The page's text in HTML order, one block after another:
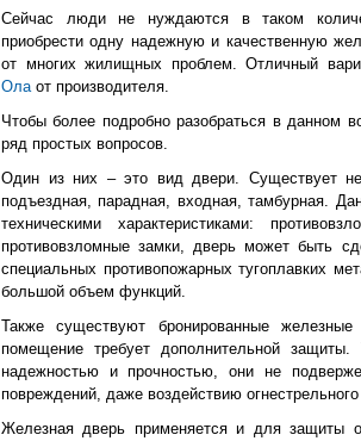
Сейчас люди не нуждаются в таком
приобрести одну надежную и качественную
от многих жилищных проблем. Отличный
Олаот производителя.
Чтобы более подробно разобраться в данном
ряд простых вопросов.
Один из них – это вид двери. Существует
подъездная, парадная, входная, тамбурная.
техническими характеристиками:
противовзломные замки, дверь может быть
специальных противопожарных тугоплавких
большой объем функций.
Также существуют бронированные
помещение требует дополнительной
надежностью и прочностью, они не
повреждений, даже воздействию
Железная дверь применяется и для защиты